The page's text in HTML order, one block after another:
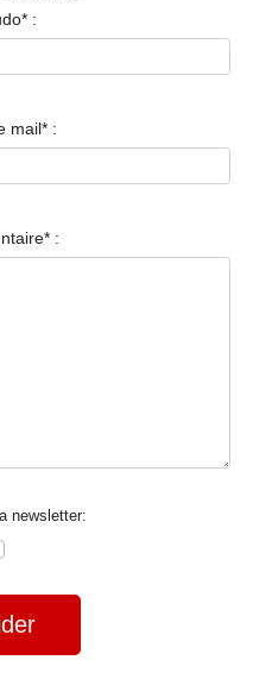
:
mail* :
:
newsletter: